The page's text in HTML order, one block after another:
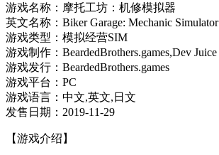
游戏名称：摩托工坊：机修模拟器
英文名称：Biker Garage: Mechanic Simulator
游戏类型：模拟经营SIM
游戏制作：BeardedBrothers.games,Dev Juice
游戏发行：BeardedBrothers.games
游戏平台：PC
游戏语言：中文,英文,日文
发售日期：2019-11-29
【游戏介绍】